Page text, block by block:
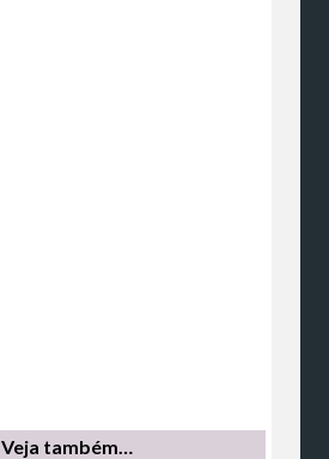
Veja também…